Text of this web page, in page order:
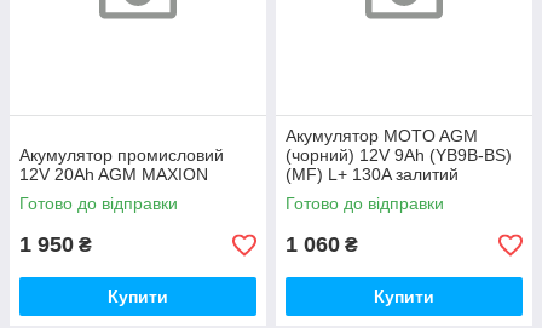
Акумулятор промисловий
12V 20Ah AGM MAXION
Готово до відправки
1 950 ₴
Купити
Акумулятор MOTO AGM
(чорний) 12V 9Ah (YB9B-ВS)
(MF) L+ 130A залитий
Готово до відправки
1 060 ₴
Купити